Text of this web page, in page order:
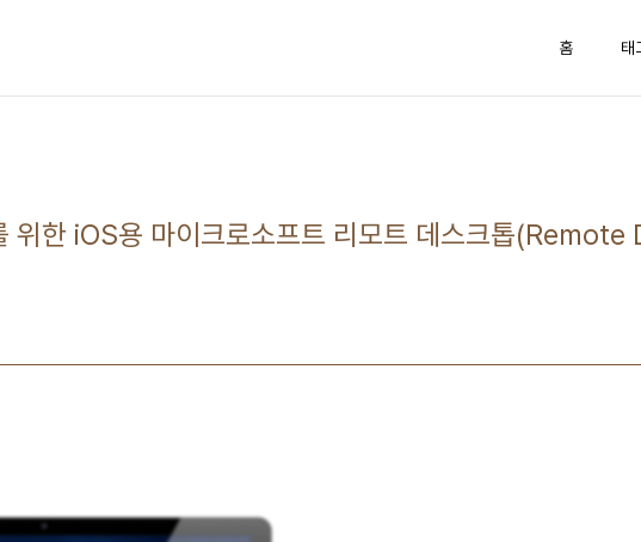
홈 태
한 iOS용 마이크로소프트 리모트 데스크톱